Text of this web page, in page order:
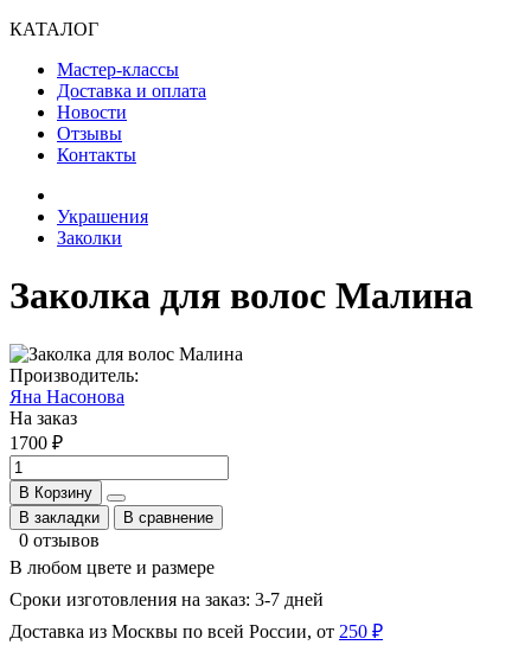
КАТАЛОГ
Мастер-классы
Доставка и оплата
Новости
Отзывы
Контакты
Украшения
Заколки
Заколка для волос Малина
Производитель:
Яна Насонова
На заказ
1700 ₽
В Корзину
В закладки
В сравнение
0 отзывов
В любом цвете и размере
Сроки изготовления на заказ: 3-7 дней
Доставка из Москвы по всей России, от 250 ₽